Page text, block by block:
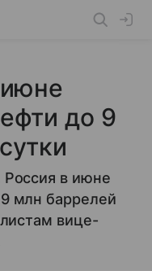
до 9
в июне
млн баррелей
вице-